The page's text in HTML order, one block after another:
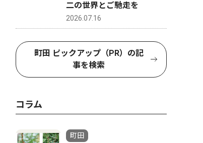
二の世界とご馳走を
2026.07.16
町田 ピックアップ（PR）の記
事を検索
コラム
町田